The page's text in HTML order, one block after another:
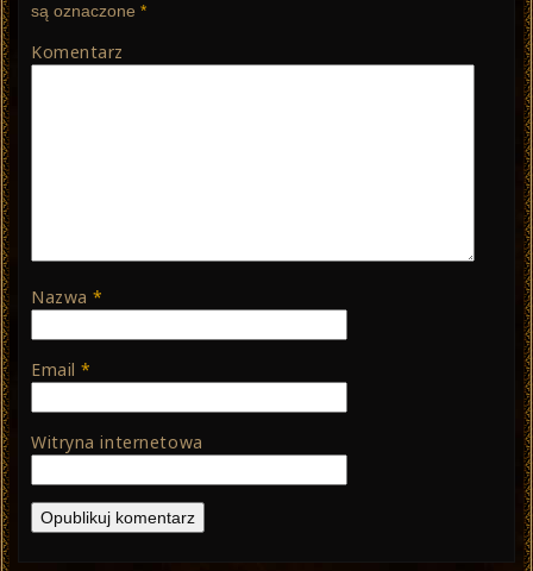
są oznaczone *
Komentarz
Nazwa*
Email*
Witryna internetowa